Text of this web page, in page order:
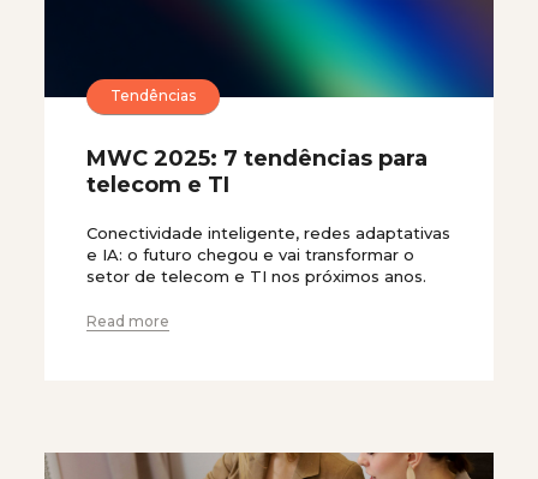
Tendências
MWC 2025: 7 tendências para
telecom e TI
Conectividade inteligente, redes adaptativas
e IA: o futuro chegou e vai transformar o
setor de telecom e TI nos próximos anos.
Read more